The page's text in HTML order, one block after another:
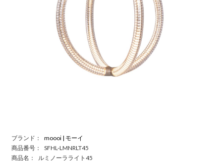
ブランド：
moooi | モーイ
商品番号：
SFHL-LMNRLT45
商品名：
ルミノーラライト45